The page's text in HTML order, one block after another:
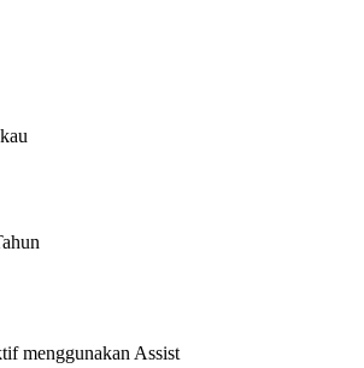
menggunakan Assist